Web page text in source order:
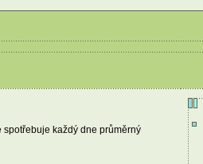
každý dne průměrný